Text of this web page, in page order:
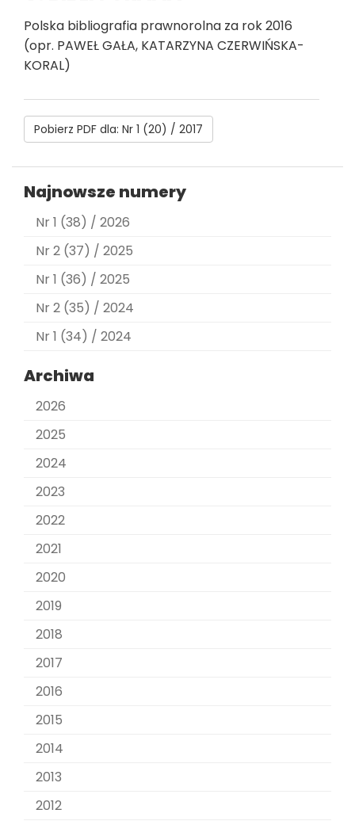
Polska bibliografia prawnorolna za rok 2016
(opr. PAWEŁ GAŁA, KATARZYNA CZERWIŃSKA-
KORAL)
Pobierz PDF dla: Nr 1 (20) / 2017
Najnowsze numery
Nr 1 (38) / 2026
Nr 2 (37) / 2025
Nr 1 (36) / 2025
Nr 2 (35) / 2024
Nr 1 (34) / 2024
Archiwa
2026
2025
2024
2023
2022
2021
2020
2019
2018
2017
2016
2015
2014
2013
2012